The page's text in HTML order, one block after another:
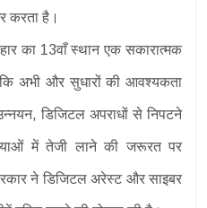
करता है।
का 13वाँ स्थान एक सकारात्मक
अभी और सुधारों की आवश्यकता
डिजिटल अपराधों से निपटने
में तेजी लाने की जरूरत पर
ने डिजिटल अरेस्ट और साइबर